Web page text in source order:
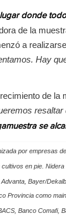
donde
de la
a
Hay
de la
se
por empresas
en pie. Nidera
Bayer/
Provincia como
Banco